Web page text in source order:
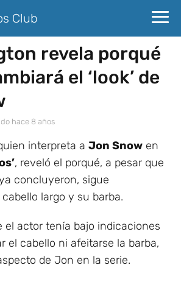
Club
revela porqué
el ‘look’ de
hace 8 años
interpreta a Jon Snow en
, reveló el porqué, a pesar que
concluyeron, sigue
largo y su barba.
el actor tenía bajo indicaciones
el cabello ni afeitarse la barba,
de Jon en la serie.